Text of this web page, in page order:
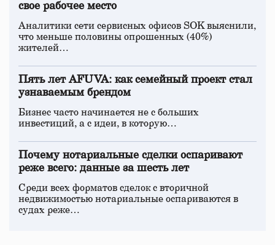
свое рабочее место
Аналитики сети сервисных офисов SOK выяснили,
что меньше половины опрошенных (40%)
жителей…
Пять лет AFUVA: как семейный проект стал
узнаваемым брендом
Бизнес часто начинается не с больших
инвестиций, а с идеи, в которую…
Почему нотариальные сделки оспаривают
реже всего: данные за шесть лет
Среди всех форматов сделок с вторичной
недвижимостью нотариальные оспариваются в
судах реже…